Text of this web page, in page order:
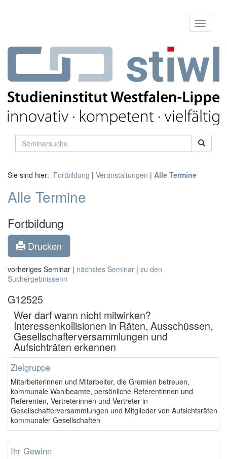
Sie sind hier: Fortbildung | Veranstaltungen | Alle Termine
Alle Termine
Fortbildung
Drucken
vorheriges Seminar | nächstes Seminar | zu den
Suchergebnissenn
G12525
Wer darf wann nicht mitwirken?
Interessenkollisionen in Räten, Ausschüssen,
Gesellschafterversammlungen und
Aufsichträten erkennen
Zielgruppe
Mitarbeiterinnen und Mitarbeiter, die Gremien betreuen,
kommunale Wahlbeamte, persönliche Referentinnen und
Referenten, Vertreterinnen und Vertreter in
Gesellschafterversammlungen und Mitglieder von Aufsichtsräten
kommunaler Gesellschaften
Ihr Gewinn